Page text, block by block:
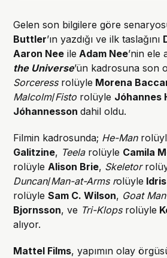
Gelen son bilgilere göre
Buttler’ın yazdığı ve ilk taslağını
Aaron Nee ile Adam Nee’nin ele
the Universe’ün kadrosuna son
Sorceressrolüyle Morena
Malcolm/Fisto rolüyle Jóhannes
Jóhannessondahil oldu.
Filmin kadrosunda; He-Man
Galitzine, Teelarolüyle Camila
rolüyle Alison Brie, Skeletor
Duncan/Man-at-Arms rolüyle
rolüyleSam C. Wilson, Goat Man
Bjornsson, ve Tri-Klopsrolüyle
alıyor.
Mattel Films, yapımın olay